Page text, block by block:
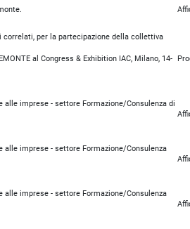
correlati, per la partecipazione della collettiva
al Congress & Exhibition IAC, Milano, 14-
alle imprese - settore Formazione/Consulenza di
alle imprese - settore Formazione/Consulenza
alle imprese - settore Formazione/Consulenza